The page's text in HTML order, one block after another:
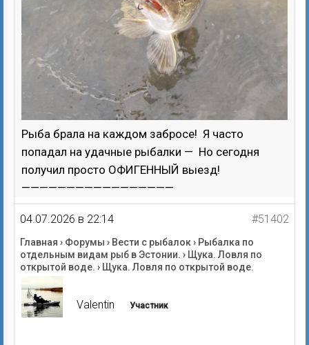
Рыба брала на каждом забросе! Я часто
попадал на удачные рыбалки — Но сегодня
получил просто ОФИГЕННЫЙ выезд!
—————————————————
04.07.2026 в 22:14 #51402
Главная › Форумы › Вести с рыбалок› Рыбалка по
отдельным видам рыб в Эстонии. › Щука. Ловля по
открытой воде. › Щука. Ловля по открытой воде.
Valentin Участник